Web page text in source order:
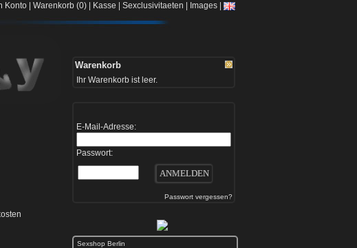
Konto | Warenkorb (0) | Kasse | Sexclusivitaeten | Images |
Warenkorb
Ihr Warenkorb ist leer.
E-Mail-Adresse:
Passwort:
Passwort vergessen?
Sexshop Berlin